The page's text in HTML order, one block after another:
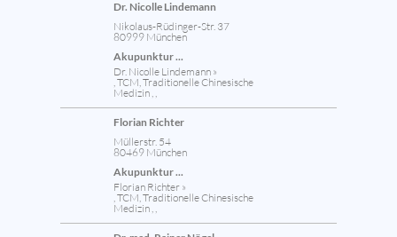
Dr. Nicolle Lindemann
Nikolaus-Rüdinger-Str. 37
80999 München
Akupunktur ...
Dr. Nicolle Lindemann »
, TCM, Traditionelle Chinesische
Medizin , ,
Florian Richter
Müllerstr. 54
80469 München
Akupunktur ...
Florian Richter »
, TCM, Traditionelle Chinesische
Medizin , ,